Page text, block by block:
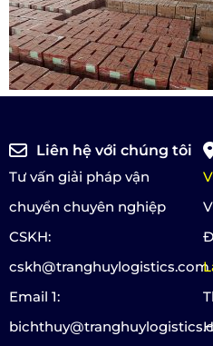
Liên hệ với chúng tôi
Tư vấn giải pháp vận
chuyển chuyên nghiệp
CSKH:
cskh@tranghuylogistics.com
Email 1: